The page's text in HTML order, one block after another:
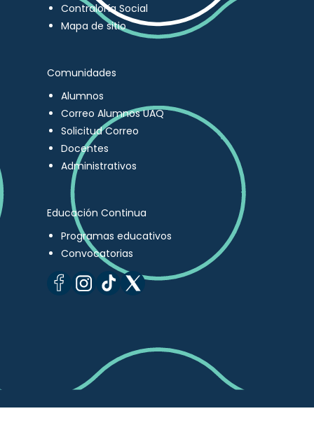
Contraloría Social
Mapa de sitio
Comunidades
Alumnos
Correo Alumnos UAQ
Solicitud Correo
Docentes
Administrativos
Educación Continua
Programas educativos
Convocatorias